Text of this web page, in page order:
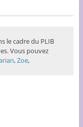
le cadre du PLIB
Vous pouvez
,Zoe,